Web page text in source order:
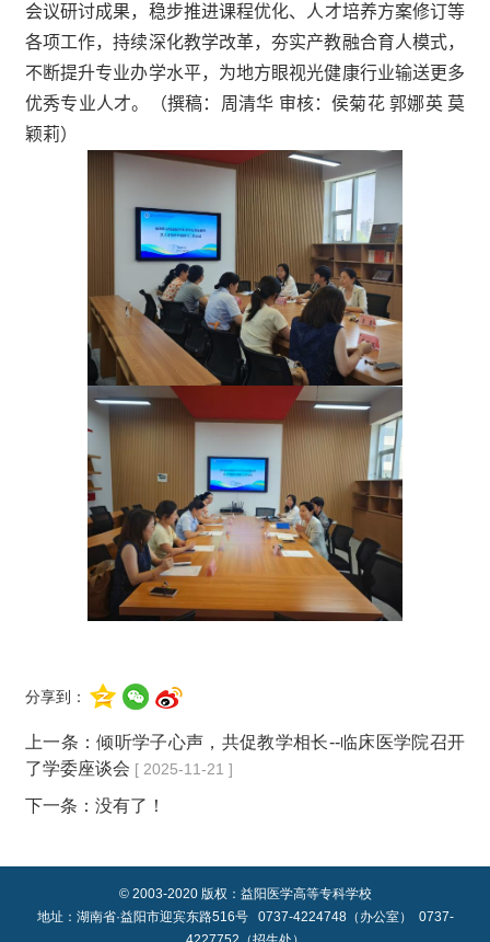
会议研讨成果， 稳步推进课程优化、 人才培养方案修订等
各项工作，持续深化教学改革，夯实产教融合育人模式，
不断提升专业办学水平，为地方眼视光健康行业输送更多
优秀专业人才。
（撰稿：周清华 审核：侯菊花 郭娜英 莫
颖莉）
分享到：
上一条：倾听学子心声，共促教学相长--临床医学院召开
了学委座谈会 [ 2025-11-21 ]
下一条：没有了！
© 2003-2020 版权：益阳医学高等专科学校
地址：湖南省·益阳市迎宾东路516号 0737-4224748（办公室） 0737-